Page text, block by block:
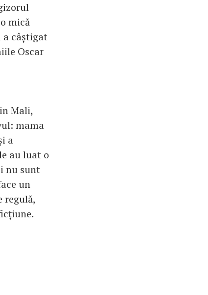
mică
a câștigat
Oscar
Mali,
mama
a
au luat o
nu sunt
un
regulă,